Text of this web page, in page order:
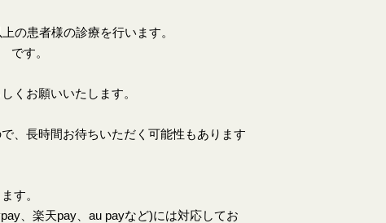
の患者様の診療を行います。
です。
くお願いいたします。
、長時間お待ちいただく可能性もあります
す。
、楽天pay、au payなど)には対応してお